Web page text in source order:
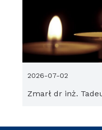
Zmarł dr inż.
2026-07-02